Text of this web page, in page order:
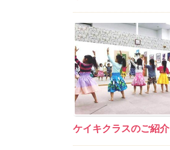
ケイキクラスのご紹介